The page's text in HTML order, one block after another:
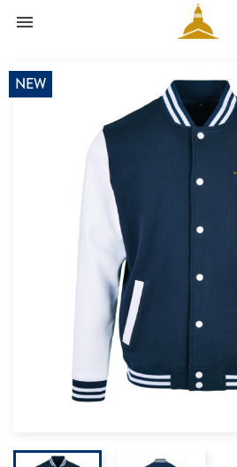

NEW